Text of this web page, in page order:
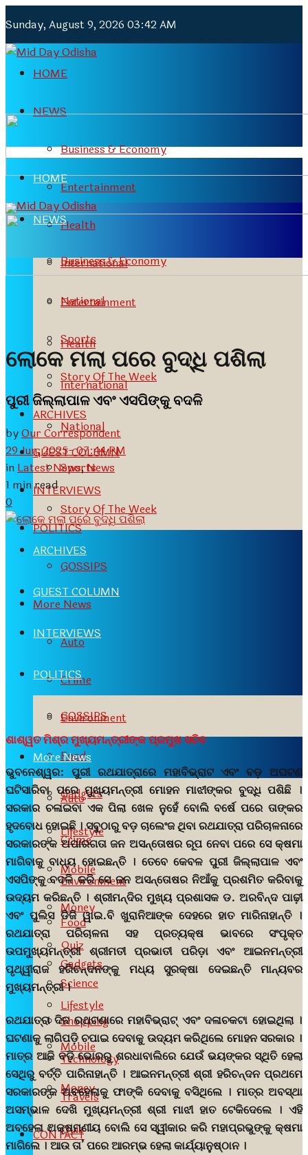
Sunday, August 9, 2026 03:42 AM
HOME
NEWS
Business & Economy
Entertainment
Health
International
National
Sports
Story Of The Week
ARCHIVES
GUEST COLUMN
INTERVIEWS
POLITICS
GOSSIPS
More News
Auto
Crime
Environment
Food
Gadgets
Lifestyle
Mobile
Money
Quiz
Science
Shopping
Technology
Travels
CONTACT
HOME
NEWS
Business & Economy
Entertainment
Health
International
National
Sports
Story Of The Week
ARCHIVES
GUEST COLUMN
INTERVIEWS
POLITICS
GOSSIPS
More News
Auto
Crime
Environment
Food
Gadgets
Lifestyle
Mobile
Money
Quiz
ଲୋକେ ମଲା ପରେ ବୁଦ୍ଧି ପଶିଲା
ପୁରୀ ଜିଲ୍ଲାପାଳ ଏବଂ ଏସପିଙ୍କୁ ବଦଳି
byOur Correspondent
29 Jun, 2025- 07:44 PM
in Latest News,News
1 min read
0
ଶାଶ୍ୱତ ମିଶ୍ର ମୁଖ୍ୟମନ୍ତ୍ରୀଙ୍କ ପ୍ରମୁଖ ସଚିବ
ଭୁବନେଶ୍ୱର: ପୁରୀ ରଥଯାତ୍ରାରେ ମହାବିଭ୍ରାଟ ଏବଂ ବଡ଼ ଅଘଟଣ
ଘଟିସାରିବା ପରେ ମୁଖ୍ୟମନ୍ତ୍ରୀ ମୋହନ ମାଝୀଙ୍କର ବୁଦ୍ଧି ପଶିଛି ।
ସରକାର ଚଳାଇବା ଏକ ପିଲା ଖେଳ ନୁହେଁ ବୋଲି ବର୍ଷେ ପରେ ତାଙ୍କର
ହୃଦବୋଧ ହୋଇଛି । ସବୁଠାରୁ ବଡ଼ ଚାଲେଂଜ ଥିବା ରଥଯାତ୍ରା ପରିଚାଳନାରେ
ସରକାରଙ୍କ ଅପାରଗତା ଜନ ଅସନ୍ତୋଷର ରୂପ ନେବା ପରେ ସେ କ୍ଷମା
ମାଗିବାକୁ ବାଧ୍ୟ ହୋଇଛନ୍ତି । ତେବେ କେବଳ ପୁରୀ ଜିଲ୍ଲାପାଳ ଏବଂ
ଏସପିଙ୍କୁ ବଦଳି କରି ସେ ଜନ ଅସନ୍ତୋଷର ନିଆଁକୁ ପ୍ରଶମିତ କରିବାକୁ
ଉଦ୍ୟମ କରିଛନ୍ତି । ଶ୍ରୀମନ୍ଦିର ମୁଖ୍ୟ ପ୍ରଶାସକ ଡ. ଅରବିନ୍ଦ ପାଢ଼ୀ
ଏବଂ ପୁଲିସ ଡିଜି ୱାଇ.ବି ଖୁରାନିଆଙ୍କ ଦେହରେ ହାତ ମାରିନାହାନ୍ତି ।
ରଥଯାତ୍ରା ପରିଚାଳନା ସହ ପ୍ରତ୍ୟକ୍ଷ ଭାବରେ ସଂପୃକ୍ତ
ଉପମୁଖ୍ୟମନ୍ତ୍ରୀ ଶ୍ରୀମତୀ ପ୍ରଭାତୀ ପରିଡ଼ା ଏବଂ ଆଇନମନ୍ତ୍ରୀ
ପୃଥ୍ୱୀରାଜ ହରିଚନ୍ଦନଙ୍କୁ ମଧ୍ୟ ସୁରକ୍ଷା ଦେଇଛନ୍ତି ମାନ୍ୟବର
ମୁଖ୍ୟମନ୍ତ୍ରୀ ।
ରଥଯାତ୍ରା ଦିନ ରଥଟଣାରେ ମହାବିଭ୍ରାଟ୍ ଏବଂ ଦଳାଚକଟା ହୋଇଥିଲା ।
ଘଟଣାକୁ ଲାଗିପଡ଼ି ଚପାଇ ଦେବାକୁ ଉଦ୍ୟମ କରିଥିଲେ ମୋହନ ସରକାର ।
ମାତ୍ର ଆଜି ବଡ଼ି ଭୋରରୁ ଶରଧାବାଲିରେ ଯେଉଁ ଭୟଙ୍କର ସ୍ଥିତି ହେଲା
ସେଥିରୁ ବର୍ତ୍ତି ପାରିନାହାନ୍ତି । ଆଇନମନ୍ତ୍ରୀ ଶ୍ରୀ ହରିଚନ୍ଦନ ପ୍ରଥମେ
ସରକାରଙ୍କ ଅବହେଳାକୁ ଫାଙ୍କି ଦେବାକୁ ବସିଥିଲେ । ମାତ୍ର ଅବସ୍ଥା
ଅସମ୍ଭାଳ ଦେଖି ମୁଖ୍ୟମନ୍ତ୍ରୀ ଶ୍ରୀ ମାଝୀ ହାତ ଟେକିଦେଲେ । ଏହି
ଅବହେଳା ଅକ୍ଷମଣୀୟ ବୋଲି ସେ ସ୍ୱୀକାର କରି ମହାପ୍ରଭୁଙ୍କୁ କ୍ଷମା
ମାଗିଲେ । ଆଉ ତା’ ପରେ ଆରମ୍ଭ ହେଲା କାର୍ଯ୍ୟାନୁଷ୍ଠାନ ।